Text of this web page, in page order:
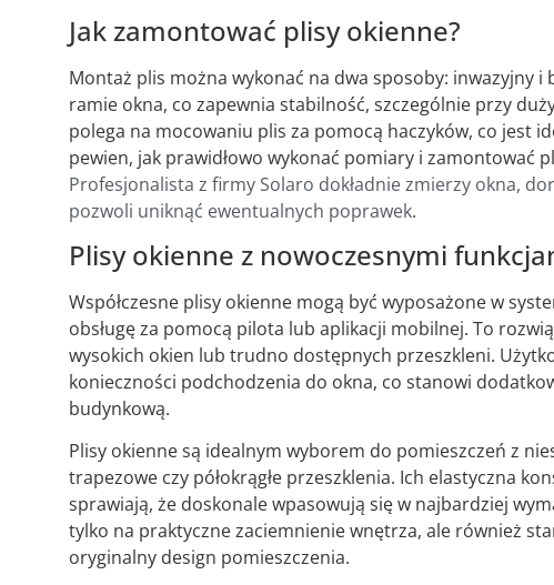
Jak zamontować plisy okienne?
Montaż plis można wykonać na dwa sposoby: inwazyjny
ramie okna, co zapewnia stabilność, szczególnie przy
polega na mocowaniu plis za pomocą haczyków, co jest
pewien, jak prawidłowo wykonać pomiary i zamontować
Profesjonalista z firmy Solaro dokładnie zmierzy okna,
pozwoli uniknąć ewentualnych poprawek.
Plisy okienne z nowoczesnymi
Współczesne plisy okienne mogą być wyposażone w
obsługę za pomocą pilota lub aplikacji mobilnej. To
wysokich okien lub trudno dostępnych przeszkleni.
konieczności podchodzenia do okna, co stanowi
budynkową.
Plisy okienne są idealnym wyborem do pomieszczeń z
trapezowe czy półokrągłe przeszklenia. Ich elastyczna
sprawiają, że doskonale wpasowują się w najbardziej
tylko na praktyczne zaciemnienie wnętrza, ale również
oryginalny design pomieszczenia.